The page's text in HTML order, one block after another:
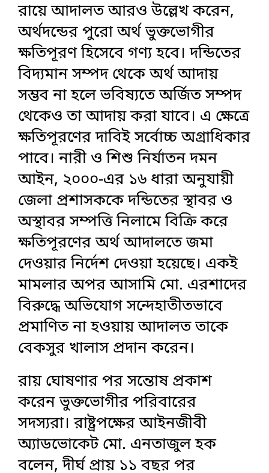
রায়ে আদালত আরও উল্লেখ করেন,
অর্থদন্ডের পুরো অর্থ ভুক্তভোগীর
ক্ষতিপূরণ হিসেবে গণ্য হবে। দন্ডিতের
বিদ্যমান সম্পদ থেকে অর্থ আদায়
সম্ভব না হলে ভবিষ্যতে অর্জিত সম্পদ
থেকেও তা আদায় করা যাবে। এ ক্ষেত্রে
ক্ষতিপূরণের দাবিই সর্বোচ্চ অগ্রাধিকার
পাবে। নারী ও শিশু নির্যাতন দমন
আইন, ২০০০-এর ১৬ ধারা অনুযায়ী
জেলা প্রশাসককে দন্ডিতের স্থাবর ও
অস্থাবর সম্পত্তি নিলামে বিক্রি করে
ক্ষতিপূরণের অর্থ আদালতে জমা
দেওয়ার নির্দেশ দেওয়া হয়েছে। একই
মামলার অপর আসামি মো. এরশাদের
বিরুদ্ধে অভিযোগ সন্দেহাতীতভাবে
প্রমাণিত না হওয়ায় আদালত তাকে
বেকসুর খালাস প্রদান করেন।
রায় ঘোষণার পর সন্তোষ প্রকাশ
করেন ভুক্তভোগীর পরিবারের
সদস্যরা। রাষ্ট্রপক্ষের আইনজীবী
অ্যাডভোকেট মো. এনতাজুল হক
বলেন, দীর্ঘ প্রায় ১১ বছর পর